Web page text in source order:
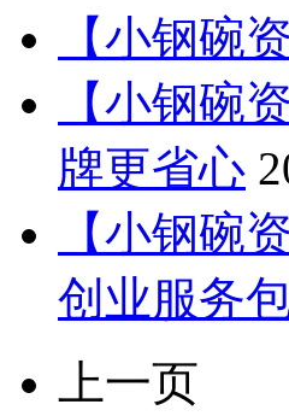
【小钢碗
【小钢碗
牌更省心
【小钢碗
创业服务
上一页